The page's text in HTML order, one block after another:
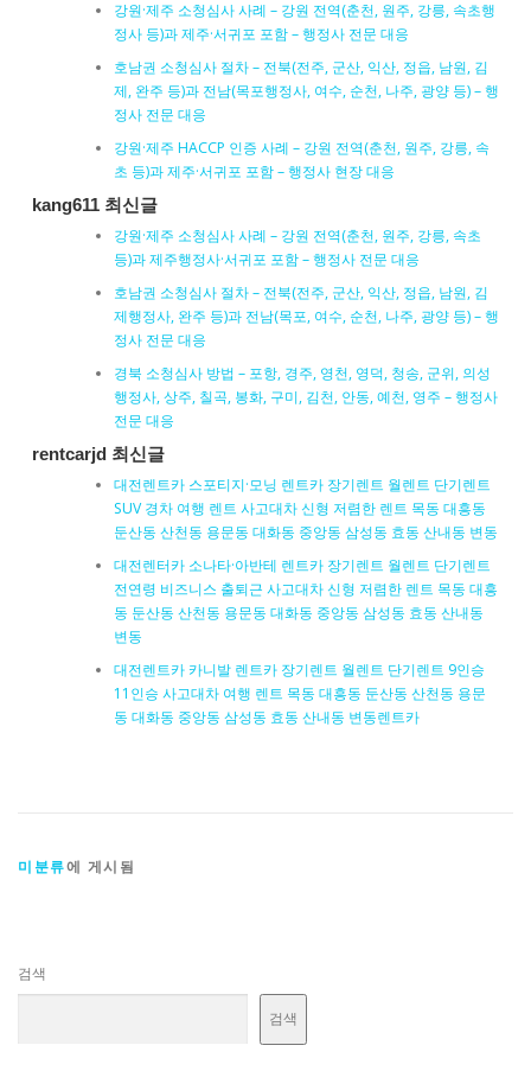
강원·제주 소청심사 사례 – 강원 전역(춘천, 원주, 강릉, 속초행
정사 등)과 제주·서귀포 포함 – 행정사 전문 대응
호남권 소청심사 절차 – 전북(전주, 군산, 익산, 정읍, 남원, 김
제, 완주 등)과 전남(목포행정사, 여수, 순천, 나주, 광양 등) – 행
정사 전문 대응
강원·제주 HACCP 인증 사례 – 강원 전역(춘천, 원주, 강릉, 속
초 등)과 제주·서귀포 포함 – 행정사 현장 대응
kang611 최신글
강원·제주 소청심사 사례 – 강원 전역(춘천, 원주, 강릉, 속초
등)과 제주행정사·서귀포 포함 – 행정사 전문 대응
호남권 소청심사 절차 – 전북(전주, 군산, 익산, 정읍, 남원, 김
제행정사, 완주 등)과 전남(목포, 여수, 순천, 나주, 광양 등) – 행
정사 전문 대응
경북 소청심사 방법 – 포항, 경주, 영천, 영덕, 청송, 군위, 의성
행정사, 상주, 칠곡, 봉화, 구미, 김천, 안동, 예천, 영주 – 행정사
전문 대응
rentcarjd 최신글
대전렌트카 스포티지·모닝 렌트카 장기렌트 월렌트 단기렌트
SUV 경차 여행 렌트 사고대차 신형 저렴한 렌트 목동 대흥동
둔산동 산천동 용문동 대화동 중앙동 삼성동 효동 산내동 변동
대전렌터카 소나타·아반테 렌트카 장기렌트 월렌트 단기렌트
전연령 비즈니스 출퇴근 사고대차 신형 저렴한 렌트 목동 대흥
동 둔산동 산천동 용문동 대화동 중앙동 삼성동 효동 산내동
변동
대전렌트카 카니발 렌트카 장기렌트 월렌트 단기렌트 9인승
11인승 사고대차 여행 렌트 목동 대흥동 둔산동 산천동 용문
동 대화동 중앙동 삼성동 효동 산내동 변동렌트카
미분류에 게시됨
검색
검색